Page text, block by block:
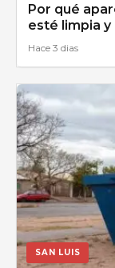
Por qué
esté limpia
Hace 3 dias
SAN LUIS